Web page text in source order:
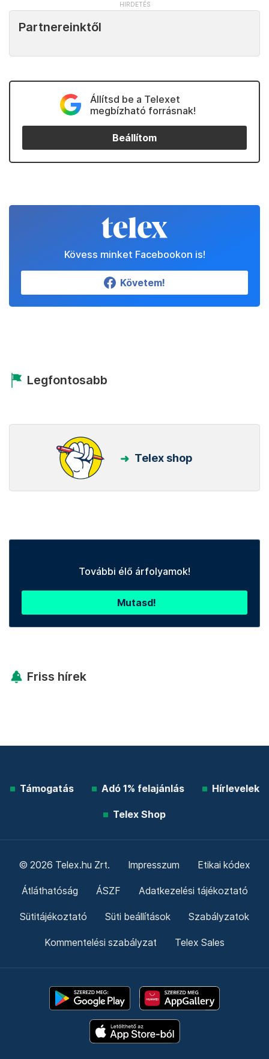
Partnereinktől
Állítsd be a Telexet
megbízható forrásnak!
Beállítom
Kövess minket Facebookon is!
Követem!
Legfontosabb
Telex shop
További élő árfolyamok!
Mutasd!
Friss hírek
Támogatás Adó 1% felajánlás Hírlevelek
Telex Shop
© 2026 Telex.hu Zrt. Impresszum Etikai kódex
Átláthatóság ÁSZF Adatkezelési tájékoztató
Sütitájékoztató Süti beállítások Szabályzatok
Kommentelési szabályzat Telex Sales